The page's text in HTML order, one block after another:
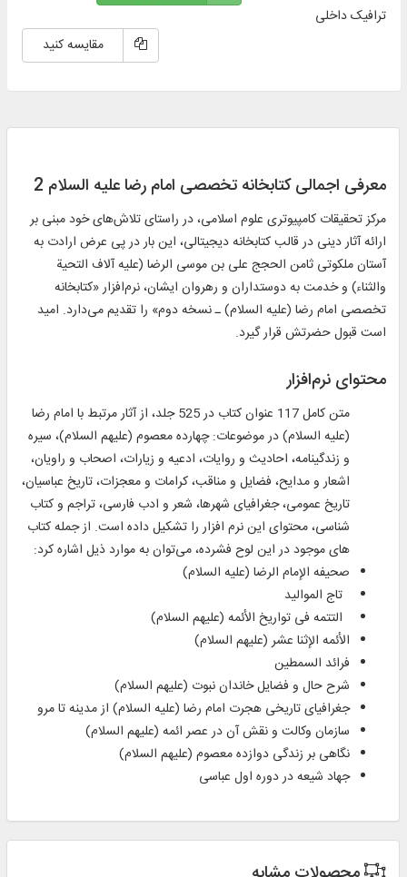
ترافیک داخلی
مقایسه کنید
معرفی اجمالی کتابخانه تخصصی امام رضا علیه السلام 2
مركز تحقیقات كامپیوتری علوم اسلامی، در راستای تلاش‌های خود مبنی بر
ارائه آثار دینی در قالب كتابخانه دیجیتالی، این بار در پی عرض ارادت به
آستان ملكوتی ثامن الحجج علی بن موسی الرضا (علیه آلاف التحیة‌
والثناء) و خدمت به دوستداران و رهروان ایشان، نرم‌افزار «كتابخانه
تخصصی امام رضا (علیه السلام) ـ نسخه دوم» را تقدیم می‌دارد. امید
است قبول حضرتش قرار گیرد.
محتوای نرم‌افزار
متن کامل 117 عنوان کتاب در 525 جلد، از آثار مرتبط با امام رضا
(علیه السلام) در موضوعات: چهارده معصوم (علیهم السلام)، سیره
و زندگینامه، احادیث و روایات، ادعیه و زیارات، اصحاب و راویان،
اشعار و مدایح، فضایل و مناقب، کرامات و معجزات، تاریخ عباسیان،
تاریخ عمومی، جغرافیای شهرها، شعر و ادب فارسی، تراجم و کتاب‌
شناسی، محتوای این نرم‌ افزار را تشكیل داده است. از جمله كتاب‌
های موجود در این لوح فشرده، می‌‌توان به موارد ذیل اشاره كرد:
صحیفه الإمام الرضا (علیه السلام)
تاج الموالید
التتمه فی تواریخ الأئمه (علیهم السلام)
الأئمه الإثنا عشر (علیهم السلام)
فرائد السمطین
شرح حال و فضایل خاندان نبوت (علیهم السلام)
جغرافیای تاریخی هجرت امام رضا (علیه السلام) از مدینه تا مرو
سازمان وكالت و نقش آن در عصر ائمه (علیهم السلام)
نگاهی بر زندگی دوازده معصوم (علیهم السلام)
جهاد شیعه در دوره اول عباسی